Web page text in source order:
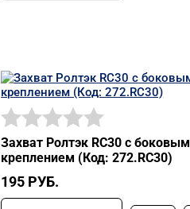
Захват Ролтэк RC30 с боковым
креплением (Код: 272.RC30)
195 РУБ.